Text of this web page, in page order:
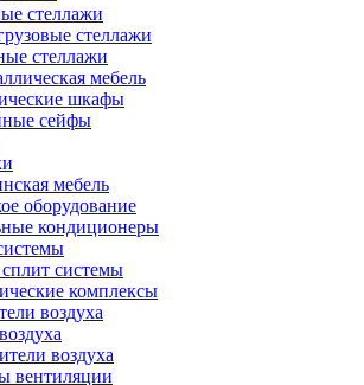
стеллажи
стеллажи
стеллажи
мебель
шкафы
сейфы
мебель
оборудование
кондиционеры
системы
комплексы
воздуха
воздуха
вентиляции